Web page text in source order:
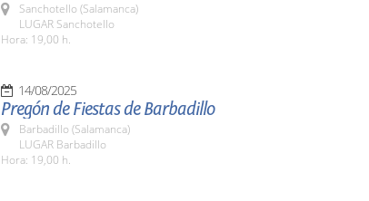
Sanchotello (Salamanca)
LUGAR Sanchotello
Hora: 19,00 h.
14/08/2025
Pregón de Fiestas de Barbadillo
Barbadillo (Salamanca)
LUGAR Barbadillo
Hora: 19,00 h.